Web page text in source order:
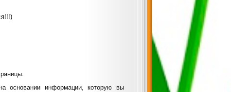
на основании информации, которую вы